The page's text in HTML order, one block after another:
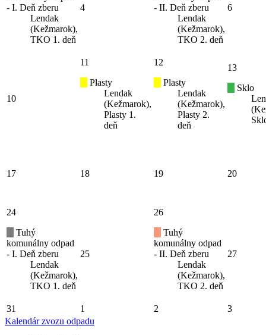
- I. Deň zberu
Lendak
(Kežmarok),
TKO 1. deň
4
- II. Deň zberu
Lendak
(Kežmarok),
TKO 2. deň
6
10
11
Plasty
Lendak
(Kežmarok),
Plasty 1.
deň
12
Plasty
Lendak
(Kežmarok),
Plasty 2.
deň
13
Sklo
17 18 19 20
24
Tuhý
komunálny odpad
- I. Deň zberu
Lendak
(Kežmarok),
TKO 1. deň
25
26
Tuhý
komunálny odpad
- II. Deň zberu
Lendak
(Kežmarok),
TKO 2. deň
27
31 1 2
3
Kalendár zvozu odpadu